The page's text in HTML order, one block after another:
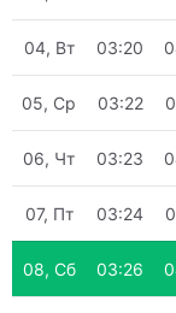
04, Вт 03:20
05, Ср 03:22
06, Чт 03:23
07, Пт 03:24
08, Сб 03:26